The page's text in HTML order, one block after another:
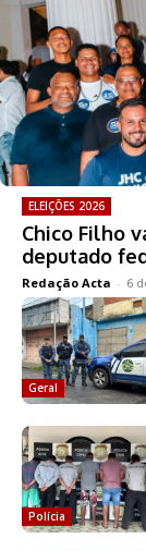
ELEIÇÕES 2026
Chico Filho
deputado
Redação Acta - 6
Geral
Polícia